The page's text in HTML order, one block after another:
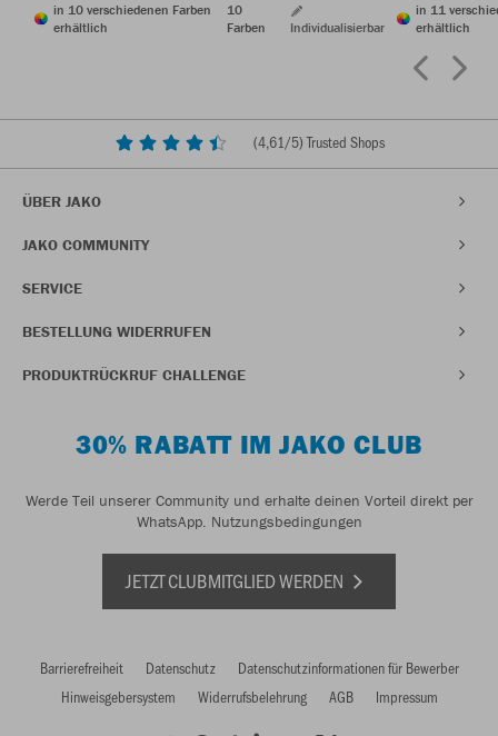
in 10 verschiedenen Farben
erhältlich
10
Farben
Individualisierbar
in 11
erhältlich
(4,61/5) Trusted Shops
ÜBER JAKO
JAKO COMMUNITY
SERVICE
BESTELLUNG WIDERRUFEN
PRODUKTRÜCKRUF CHALLENGE
30% RABATT IM JAKO CLUB
Werde Teil unserer Community und erhalte deinen Vorteil direkt per
WhatsApp. Nutzungsbedingungen
JETZT CLUBMITGLIED WERDEN
Barrierefreiheit Datenschutz
Datenschutzinformationen für Bewerber
Hinweisgebersystem
Widerrufsbelehrung AGB Impressum